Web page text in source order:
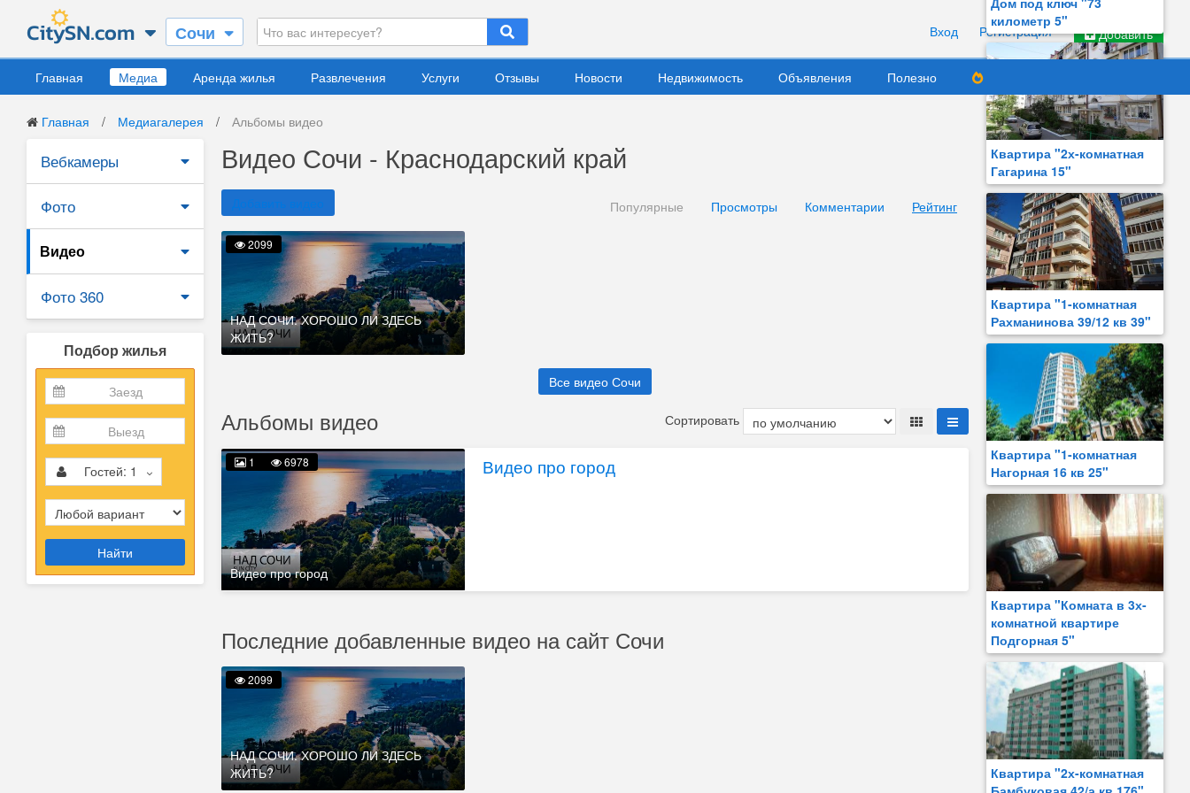
Сочи Добавить
Вход Регистрация
Главная Медиа Аренда жилья Развлечения Услуги Отзывы Новости Недвижимость Объявления Полезно
Главная / Медиагалерея / Альбомы видео
Вебкамеры
Фото
Видео
Фото 360
Подбор жилья
Гостей: 1
Найти
Видео Сочи - Краснодарский край
Добавить видео Рейтинг
Комментарии
Просмотры
Популярные
НАД СОЧИ. ХОРОШО ЛИ ЗДЕСЬ
ЖИТЬ?
2099
Все видео Сочи
Альбомы видео Сортировать
Видео про город
1 6978 Видео про город
Последние добавленные видео на сайт Сочи
НАД СОЧИ. ХОРОШО ЛИ ЗДЕСЬ
ЖИТЬ?
2099
километр 5"
Квартира "2х-комнатная
Гагарина 15"
Квартира "1-комнатная
Рахманинова 39/12 кв 39"
Квартира "1-комнатная
Нагорная 16 кв 25"
Квартира "Комната в 3х-
комнатной квартире
Подгорная 5"
Квартира "2х-комнатная